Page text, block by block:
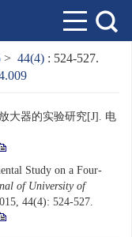
> 44(4) : 524-527.
大器的实验研究[J]. 电
Study on a Four-
of University of
44(4): 524-527.